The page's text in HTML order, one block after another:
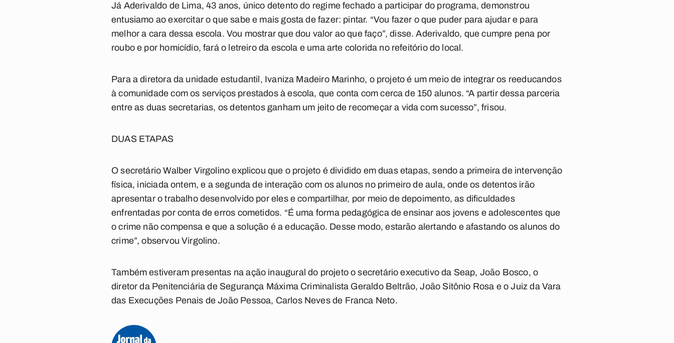
Já Aderivaldo de Lima, 43 anos, único detento do regime fechado a participar do programa, demonstrou
entusiamo ao exercitar o que sabe e mais gosta de fazer: pintar. “Vou fazer o que puder para ajudar e para
melhor a cara dessa escola. Vou mostrar que dou valor ao que faço”, disse. Aderivaldo, que cumpre pena por
roubo e por homicídio, fará o letreiro da escola e uma arte colorida no refeitório do local.
Para a diretora da unidade estudantil, Ivaniza Madeiro Marinho, o projeto é um meio de integrar os reeducandos
à comunidade com os serviços prestados à escola, que conta com cerca de 150 alunos. “A partir dessa parceria
entre as duas secretarias, os detentos ganham um jeito de recomeçar a vida com sucesso”, frisou.
DUAS ETAPAS
O secretário Walber Virgolino explicou que o projeto é dividido em duas etapas, sendo a primeira de intervenção
física, iniciada ontem, e a segunda de interação com os alunos no primeiro de aula, onde os detentos irão
apresentar o trabalho desenvolvido por eles e compartilhar, por meio de depoimento, as dificuldades
enfrentadas por conta de erros cometidos. “É uma forma pedagógica de ensinar aos jovens e adolescentes que
o crime não compensa e que a solução é a educação. Desse modo, estarão alertando e afastando os alunos do
crime”, observou Virgolino.
Também estiveram presentas na ação inaugural do projeto o secretário executivo da Seap, João Bosco, o
diretor da Penitenciária de Segurança Máxima Criminalista Geraldo Beltrão, João Sitônio Rosa e o Juiz da Vara
das Execuções Penais de João Pessoa, Carlos Neves de Franca Neto.